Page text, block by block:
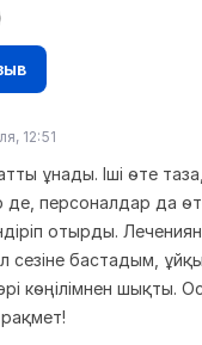
12:51
ұнады. Іші өте
де, персоналдар да
отырды.
сезіне бастадым,
көңілімнен шықты.
рақмет!